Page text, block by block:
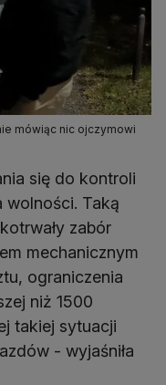
mówiąc nic ojczymowi
się do kontroli
wolności. Taką
zabór
mechanicznym
ograniczenia
niż 1500
takiej sytuacji
- wyjaśniła